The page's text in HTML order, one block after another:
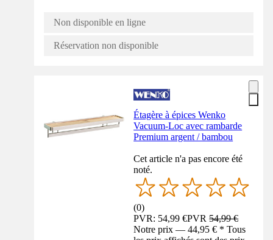
Non disponible en ligne
Réservation non disponible
Étagère à épices Wenko
Vacuum-Loc avec rambarde
Premium argent / bambou
Cet article n'a pas encore été
noté.
(0)
PVR: 54,99 €PVR54,99 €
Notre prix — 44,95 € * Tous